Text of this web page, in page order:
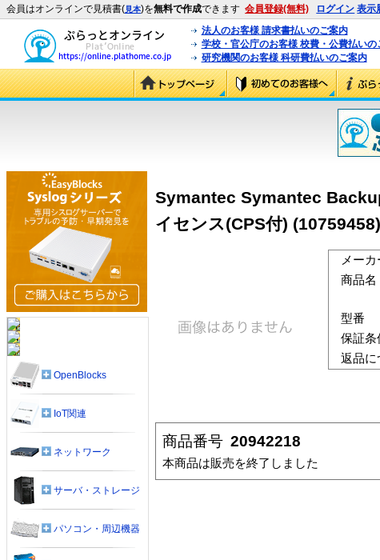
会員はオンラインで見積書(見本)を無料で作成できます 会員登録(無料) ログイン 表示
法人のお客様 請求書払いのご案内
学校・官公庁のお客様 校費・公費払いの
研究機関のお客様 科研費払いのご案内
Symantec Symantec
イセンス(CPS付) (10759458)
メーカ
商品名
型番
保証条
返品に
商品番号 20942218
本商品は販売を終了しました
OpenBlocks
IoT関連
ネットワーク
サーバ・ストレージ
パソコン・周辺機器